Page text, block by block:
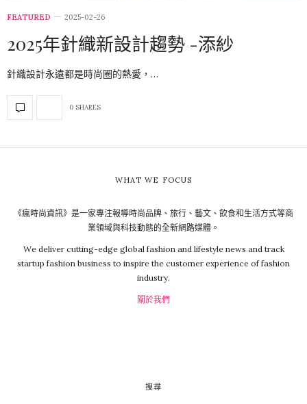
FEATURED 2025-02-26
2025年針織新設計趨勢 -添紗
針織設計永遠都是時尚圈的熱愛，…
0 SHARES
WHAT WE FOCUS
《瘋時尚資訊》是一家專注報導時尚品牌、旅行、藝文、飲食和生活方式等商
業領域與科技動態的全新網路媒體。
We deliver cutting-edge global fashion and lifestyle news and track
startup fashion business to inspire the customer experience of fashion
industry.
關於我們
搜尋